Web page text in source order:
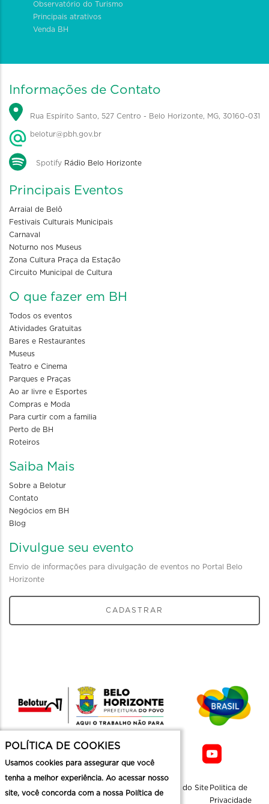
Observatório do Turismo
Principais atrativos
Venda BH
Informações de Contato
Rua Espírito Santo, 527 Centro - Belo Horizonte, MG, 30160-031
belotur@pbh.gov.br
Spotify Rádio Belo Horizonte
Principais Eventos
Arraial de Belô
Festivais Culturais Municipais
Carnaval
Noturno nos Museus
Zona Cultura Praça da Estação
Circuito Municipal de Cultura
O que fazer em BH
Todos os eventos
Atividades Gratuitas
Bares e Restaurantes
Museus
Teatro e Cinema
Parques e Praças
Ao ar livre e Esportes
Compras e Moda
Para curtir com a familia
Perto de BH
Roteiros
Saiba Mais
Sobre a Belotur
Contato
Negócios em BH
Blog
Divulgue seu evento
Envio de informações para divulgação de eventos no Portal Belo
Horizonte
CADASTRAR
Mapa do Site Politica de
Privacidade
POLÍTICA DE COOKIES
Usamos cookies para assegurar que você
tenha a melhor experiência. Ao acessar nosso
site, você concorda com a nossa Política de